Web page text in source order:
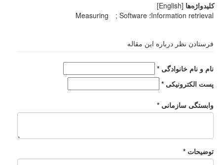
کلیدواژه‌ها [English]
Information retrieval؛ Software
Measuring
فرستادن نظر درباره این مقاله
نام و نام خانوادگی *
پست الکترونیکی *
وابستگی سازمانی *
توضیحات *